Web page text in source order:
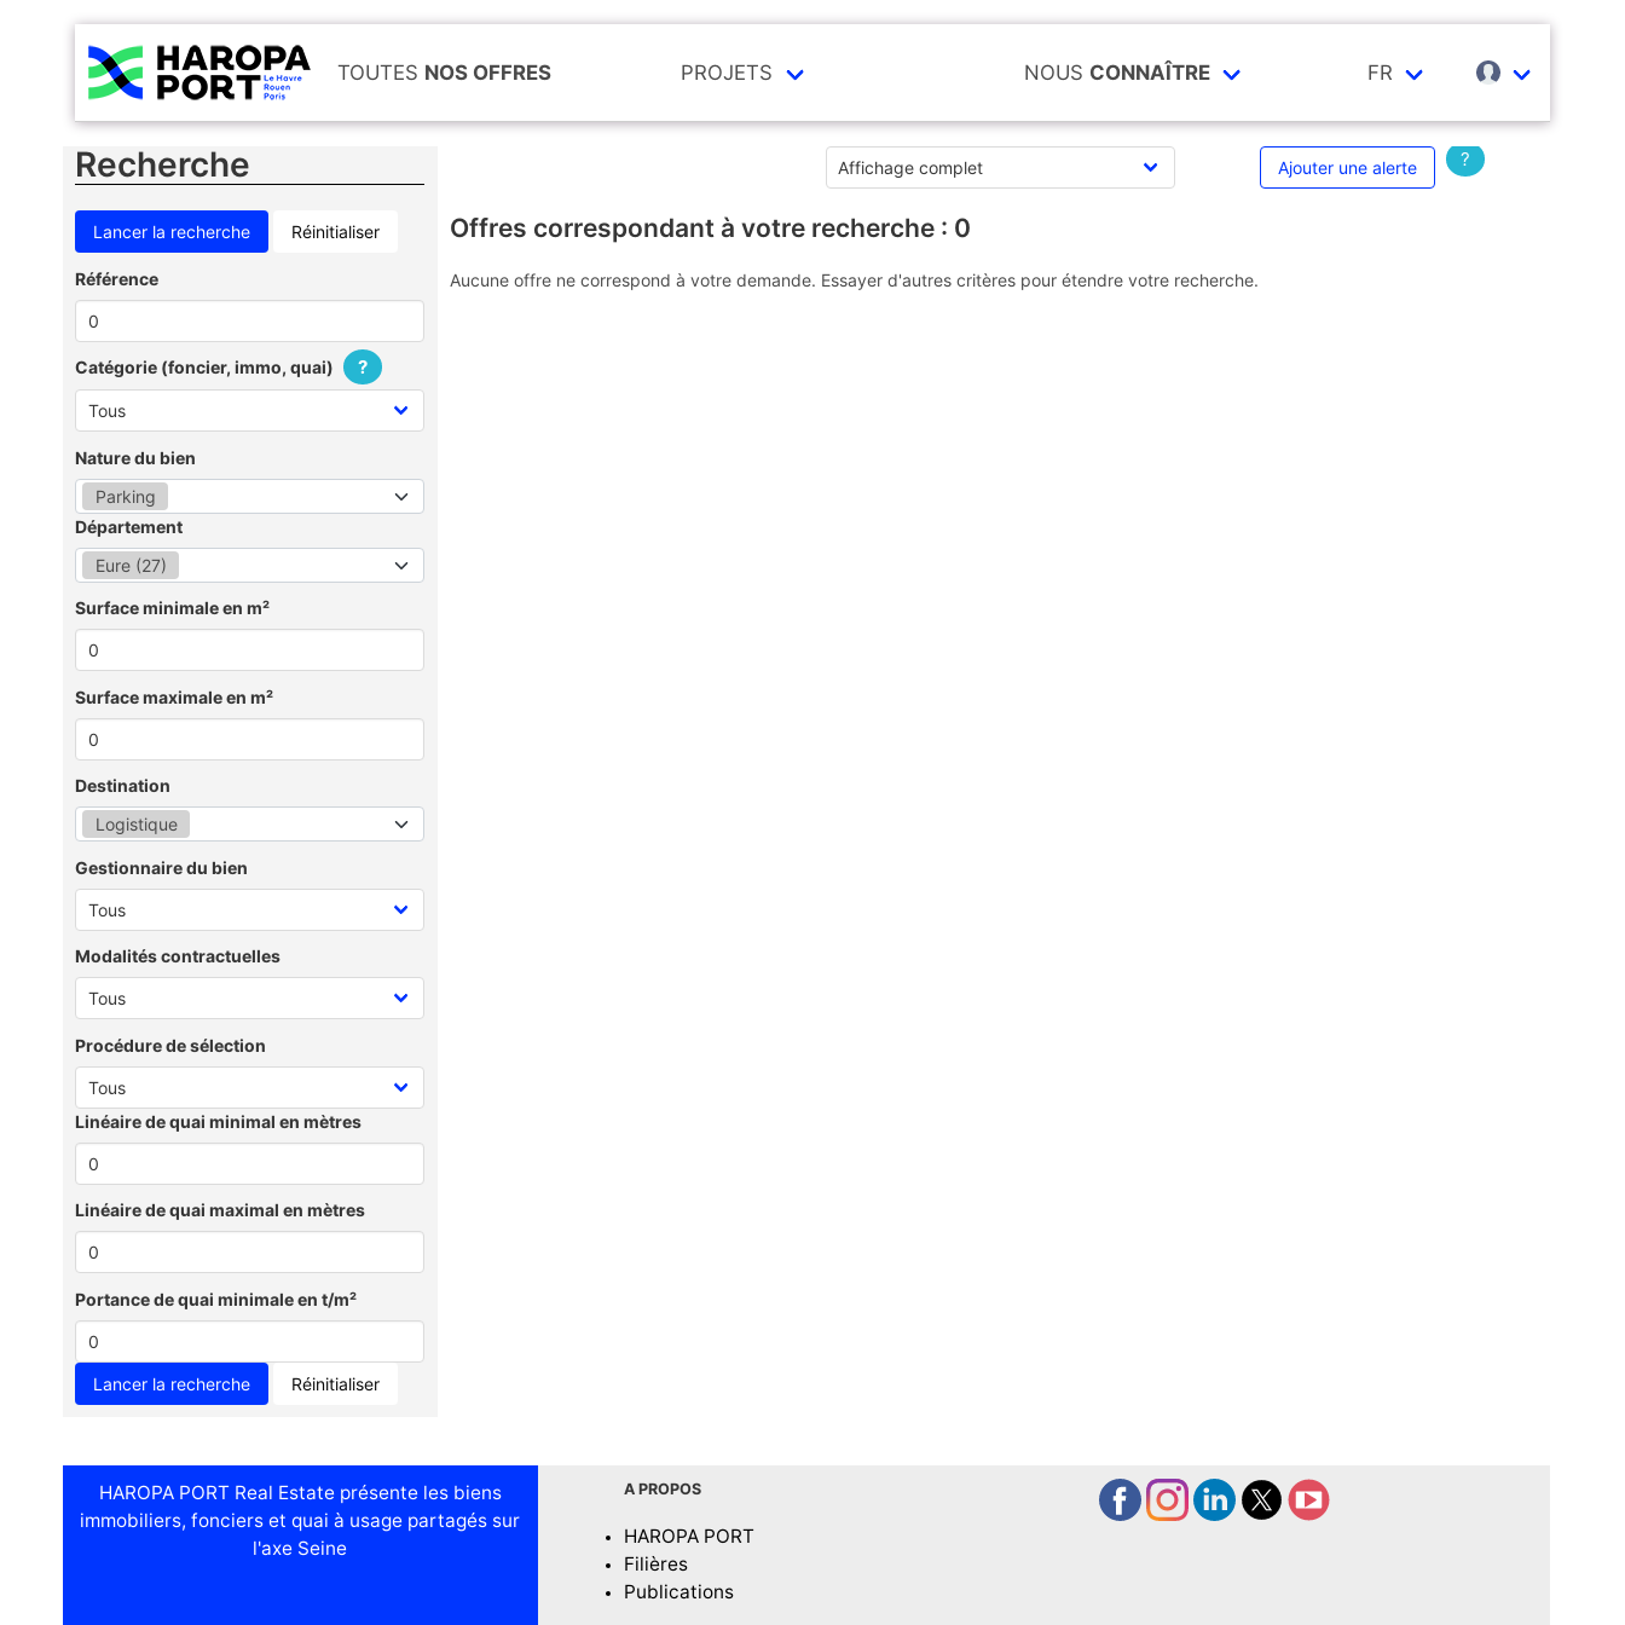
TOUTES NOS OFFRES PROJETS NOUS CONNAÎTRE FR
Recherche
Réinitialiser
Référence
Catégorie (foncier, immo, quai) ?
Nature du bien
Parking
Département
Eure (27)
Surface minimale en m²
Surface maximale en m²
Destination
Logistique
Gestionnaire du bien
Modalités contractuelles
Procédure de sélection
Linéaire de quai minimal en mètres
Linéaire de quai maximal en mètres
Portance de quai minimale en t/m²
Réinitialiser
Ajouter une alerte ?
Offres correspondant à votre recherche : 0
Aucune offre ne correspond à votre demande. Essayer d'autres critères pour étendre votre recherche.
HAROPA PORT Real Estate présente les biens
immobiliers, fonciers et quai à usage partagés sur
l'axe Seine
A PROPOS
HAROPA PORT
Filières
Publications